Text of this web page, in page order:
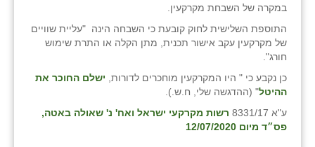
במקרה של השבחת מקרקעין.
התוספת השלישית לחוק קובעת כי השבחה הינה "עליית שוויים
של מקרקעין עקב אישור תכנית, מתן הקלה או התרת שימוש
חורג".
כן נקבע כי " היו המקרקעין מוחכרים לדורות, ישלם החוכר את
ההיטל" (ההדגשה שלי, ח.ש.).
ע"א 8331/17
רשות מקרקעי ישראל ואח' נ' שאולה באטה,
פס״ד מיום 12/07/2020